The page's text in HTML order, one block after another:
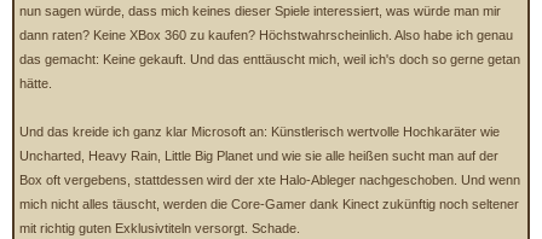
nun sagen würde, dass mich keines dieser Spiele interessiert, was würde man mir
dann raten? Keine XBox 360 zu kaufen? Höchstwahrscheinlich. Also habe ich genau
das gemacht: Keine gekauft. Und das enttäuscht mich, weil ich's doch so gerne getan
hätte.
Und das kreide ich ganz klar Microsoft an: Künstlerisch wertvolle Hochkaräter wie
Uncharted, Heavy Rain, Little Big Planet und wie sie alle heißen sucht man auf der
Box oft vergebens, stattdessen wird der xte Halo-Ableger nachgeschoben. Und wenn
mich nicht alles täuscht, werden die Core-Gamer dank Kinect zukünftig noch seltener
mit richtig guten Exklusivtiteln versorgt. Schade.